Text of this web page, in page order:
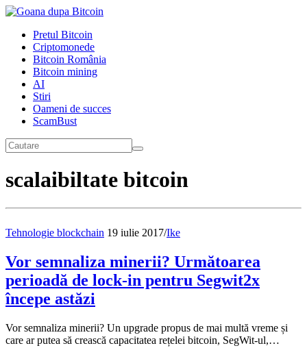
Pretul Bitcoin
Criptomonede
Bitcoin România
Bitcoin mining
AI
Stiri
Oameni de succes
ScamBust
scalaibiltate bitcoin
Tehnologie blockchain 19 iulie 2017/Ike
Vor semnaliza minerii? Următoarea
perioadă de lock-in pentru Segwit2x
începe astăzi
Vor semnaliza minerii? Un upgrade propus de mai multă vreme și
care ar putea să crească capacitatea rețelei bitcoin, SegWit-ul,…